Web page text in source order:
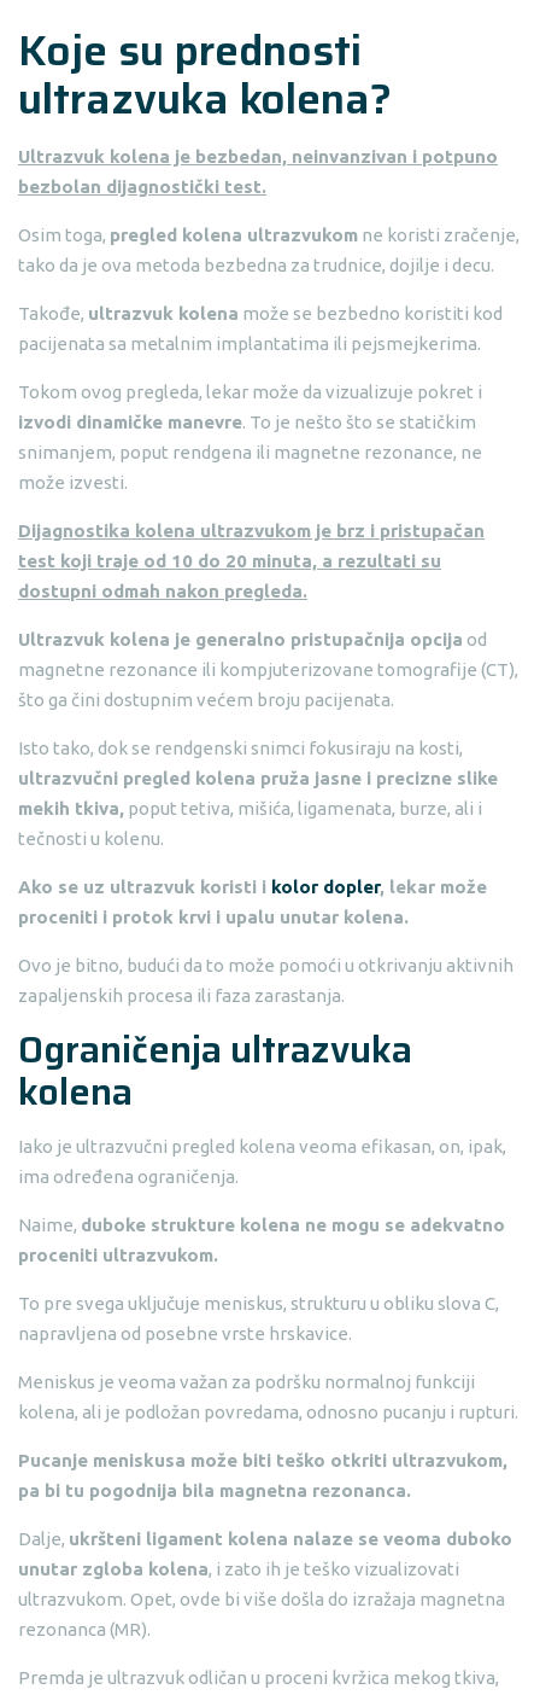
Koje su prednosti
ultrazvuka kolena?
Ultrazvuk kolena je bezbedan, neinvanzivan i potpuno
bezbolan dijagnostički test.
Osim toga, pregled kolena ultrazvukom ne koristi zračenje,
tako da je ova metoda bezbedna za trudnice, dojilje i decu.
Takođe, ultrazvuk kolena može se bezbedno koristiti kod
pacijenata sa metalnim implantatima ili pejsmejkerima.
Tokom ovog pregleda, lekar može da vizualizuje pokret i
izvodi dinamičke manevre. To je nešto što se statičkim
snimanjem, poput rendgena ili magnetne rezonance, ne
može izvesti.
Dijagnostika kolena ultrazvukom je brz i pristupačan
test koji traje od 10 do 20 minuta, a rezultati su
dostupni odmah nakon pregleda.
Ultrazvuk kolena je generalno pristupačnija opcija od
magnetne rezonance ili kompjuterizovane tomografije (CT),
što ga čini dostupnim većem broju pacijenata.
Isto tako, dok se rendgenski snimci fokusiraju na kosti,
ultrazvučni pregled kolena pruža jasne i precizne slike
mekih tkiva, poput tetiva, mišića, ligamenata, burze, ali i
tečnosti u kolenu.
Ako se uz ultrazvuk koristi i kolor dopler, lekar može
proceniti i protok krvi i upalu unutar kolena.
Ovo je bitno, budući da to može pomoći u otkrivanju aktivnih
zapaljenskih procesa ili faza zarastanja.
Ograničenja ultrazvuka
kolena
Iako je ultrazvučni pregled kolena veoma efikasan, on, ipak,
ima određena ograničenja.
Naime, duboke strukture kolena ne mogu se adekvatno
proceniti ultrazvukom.
To pre svega uključuje meniskus, strukturu u obliku slova C,
napravljena od posebne vrste hrskavice.
Meniskus je veoma važan za podršku normalnoj funkciji
kolena, ali je podložan povredama, odnosno pucanju i rupturi.
Pucanje meniskusa može biti teško otkriti ultrazvukom,
pa bi tu pogodnija bila magnetna rezonanca.
Dalje, ukršteni ligament kolena nalaze se veoma duboko
unutar zgloba kolena, i zato ih je teško vizualizovati
ultrazvukom. Opet, ovde bi više došla do izražaja magnetna
rezonanca (MR).
Premda je ultrazvuk odličan u proceni kvržica mekog tkiva,